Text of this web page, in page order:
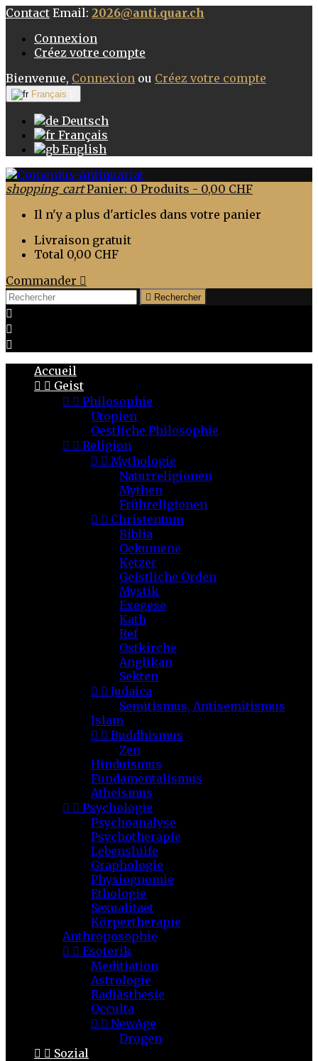
Contact Email: 2026@anti.quar.ch
Connexion
Créez votre compte
Bienvenue, Connexion ou Créez votre compte
Français
Deutsch
Français
English
shopping_cart Panier: 0 Produits - 0,00 CHF
Il n'y a plus d'articles dans votre panier
Livraison gratuit
Total 0,00 CHF
Commander 
 Rechercher



Accueil
  Geist
  Philosophie
Utopien
Oestliche Philosophie
  Religion
  Mythologie
Naturreligionen
Mythen
Frühreligionen
  Christentum
Biblia
Oekumene
Ketzer
Geistliche Orden
Mystik
Exegese
Kath
Ref
Ostkirche
Anglikan
Sekten
  Judaica
Semitismus, Antisemitismus
Islam
  Buddhismus
Zen
Hinduismus
Fundamentalismus
Atheismus
  Psychologie
Psychoanalyse
Psychotherapie
Lebenshilfe
Graphologie
Physiognomie
Ethologie
Sexualitaet
Körpertherapie
Anthroposophie
  Esoterik
Meditiation
Astrologie
Radiästhesie
Occulta
  NewAge
Drogen
  Sozial